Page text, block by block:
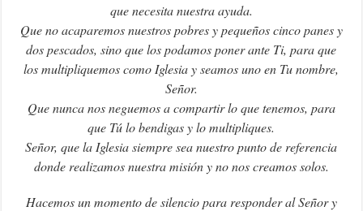
que necesita nuestra ayuda.
Que no acaparemos nuestros pobres y pequeños cinco panes y
dos pescados, sino que los podamos poner ante Ti, para que
los multipliquemos como Iglesia y seamos uno en Tu nombre,
Señor.
Que nunca nos neguemos a compartir lo que tenemos, para
que Tú lo bendigas y lo multipliques.
Señor, que la Iglesia siempre sea nuestro punto de referencia
donde realizamos nuestra misión y no nos creamos solos.
Hacemos un momento de silencio para responder al Señor y